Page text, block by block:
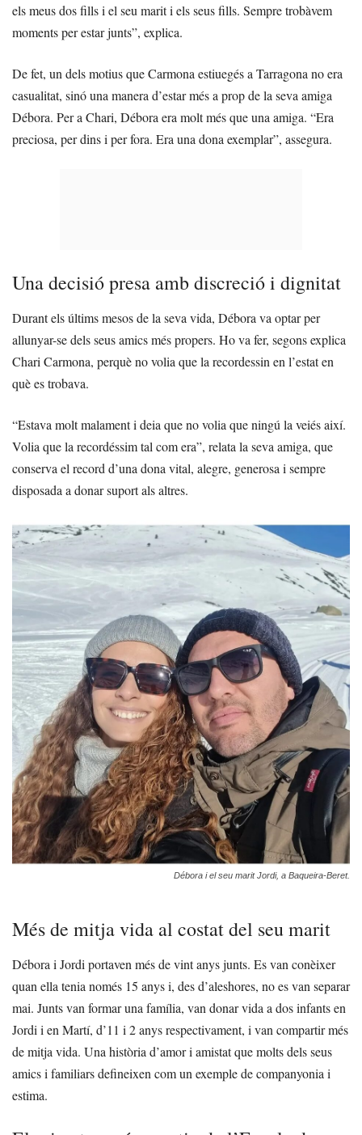
els meus dos fills i el seu marit i els seus fills. Sempre trobàvem
moments per estar junts”, explica.
De fet, un dels motius que Carmona estiuegés a Tarragona no era
casualitat, sinó una manera d’estar més a prop de la seva amiga
Débora. Per a Chari, Débora era molt més que una amiga. “Era
preciosa, per dins i per fora. Era una dona exemplar”, assegura.
Una decisió presa amb discreció i dignitat
Durant els últims mesos de la seva vida, Débora va optar per
allunyar-se dels seus amics més propers. Ho va fer, segons explica
Chari Carmona, perquè no volia que la recordessin en l’estat en
què es trobava.
“Estava molt malament i deia que no volia que ningú la veiés així.
Volia que la recordéssim tal com era”, relata la seva amiga, que
conserva el record d’una dona vital, alegre, generosa i sempre
disposada a donar suport als altres.
Débora i el seu marit Jordi, a Baqueira-Beret.
Més de mitja vida al costat del seu marit
Débora i Jordi portaven més de vint anys junts. Es van conèixer
quan ella tenia només 15 anys i, des d’aleshores, no es van separar
mai. Junts van formar una família, van donar vida a dos infants en
Jordi i en Martí, d’11 i 2 anys respectivament, i van compartir més
de mitja vida. Una història d’amor i amistat que molts dels seus
amics i familiars defineixen com un exemple de companyonia i
estima.